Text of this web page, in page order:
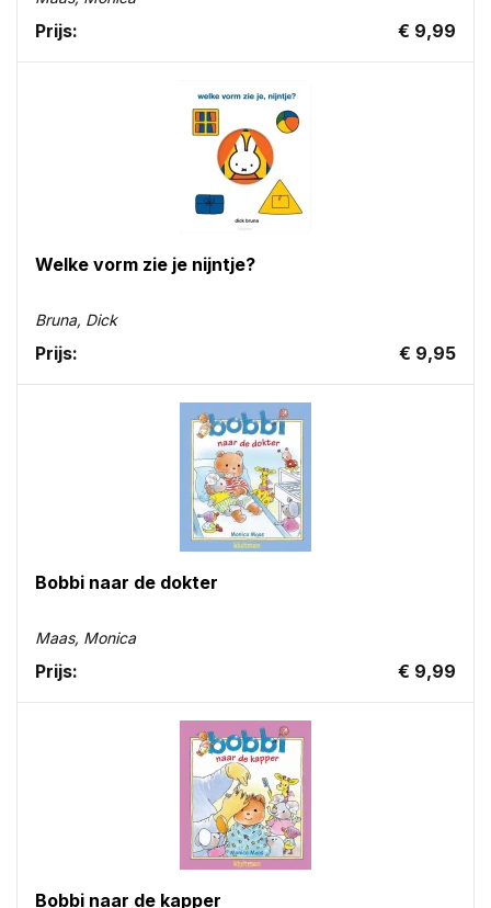
Prijs: € 9,99
Welke vorm zie je nijntje?
Bruna, Dick
Prijs: € 9,95
Bobbi naar de dokter
Maas, Monica
Prijs: € 9,99
Bobbi naar de kapper